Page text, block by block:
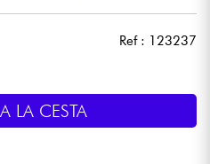
Ref : 123237
LA CESTA